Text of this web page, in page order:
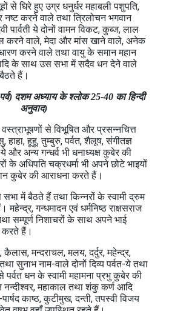
से घिरे हुए उग्र धनुर्धर महाबली पशुपति,
नष्ट करने वाले तथा त्रिलोचन भगवान
पार्वती ये दोनों वामन विकट, कुब्ज, लाल
करने वाले, मेदा और मांस खाने वाले, अनेक
करने वाले तथा वायु के समान महान
के साथ उस सभा में सदैव धन देने वाले
हैं।
दशम अध्याय के श्लोक 25-40 का हिन्दी
अनुवाद)
से विभूषित और प्रसन्नचित्त
हाहा, हूहू, तुम्बुरु, पर्वत, शैलूष, संगीतज्ञ
अन्य गन्धर्व भी धनाध्यक्ष कुबेर की
के अधिपति चक्रधर्मा भी अपने छोटे भाइयों
कुबेर की आराधना करते हैं।
सभा में बैठते हैं तथा किन्नरों के स्वामी द्रुम
गन्धमादन एवं धर्मनिष्ठ राक्षसराज
तथा सम्पूर्ण निशाचरों के साथ अपने भाई
करते हैं।
कैलास, मन्दराचल, मलय, दर्दुर, महेन्द्र,
सुनाभ नाम-वाले दोनों दिव्य पर्वत-ये तथा
धन के स्वामी महामना प्रभु कुबेर की
महाकाल तथा शंकु कर्ण आदि
काष्ठ, कुटीमुख, दन्ती, तपस्वी विजय